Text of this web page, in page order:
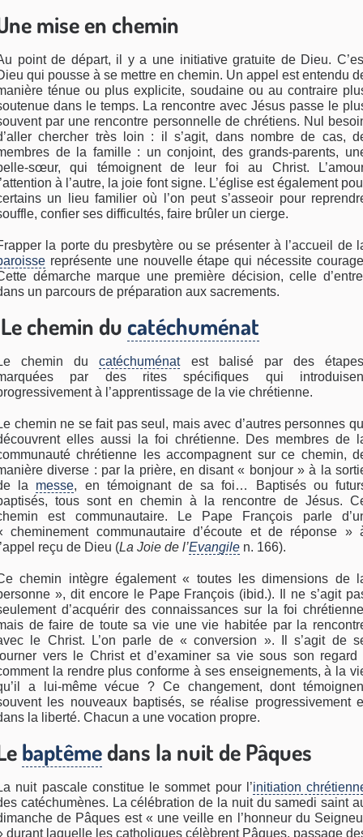
mise en chemin
point de départ, il y a une initiative gratuite de Dieu.
qui pousse à se mettre en chemin. Un appel est entendu
ténue ou plus explicite, soudaine ou au contraire
dans le temps. La rencontre avec Jésus passe le
par une rencontre personnelle de chrétiens. Nul
chercher très loin : il s’agit, dans nombre de cas,
de la famille : un conjoint, des grands-parents,
sœur, qui témoignent de leur foi au Christ.
à l’autre, la joie font signe. L’église est également
un lieu familier où l’on peut s’asseoir pour
confier ses difficultés, faire brûler un cierge.
la porte du presbytère ou se présenter à l’accueil de
représente une nouvelle étape qui nécessite
démarche marque une première décision, celle
un parcours de préparation aux sacrements.
chemin du catéchuménat
chemin ducatéchuménatest balisé par des
par des rites spécifiques qui
à l’apprentissage de la vie chrétienne.
chemin ne se fait pas seul, mais avec d’autres personnes
elles aussi la foi chrétienne. Des membres de
chrétienne les accompagnent sur ce chemin,
diverse : par la prière, en disant « bonjour » à la
la messe, en témoignant de sa foi… Baptisés ou
tous sont en chemin à la rencontre de Jésus.
est communautaire. Le Pape François parle
cheminement communautaire d’écoute et de réponse »
reçu de Dieu (La Joie de l’Evangile n. 166).
chemin intègre également « toutes les dimensions de
», dit encore le Pape François (ibid.). Il ne s’agit
d’acquérir des connaissances sur la foi
de faire de toute sa vie une vie habitée par la
le Christ. L’on parle de « conversion ». Il s’agit de
vers le Christ et d’examiner sa vie sous son regard
la rendre plus conforme à ses enseignements, à la
a lui-même vécue ? Ce changement, dont
les nouveaux baptisés, se réalise progressivement
la liberté. Chacun a une vocation propre.
baptême dans la nuit de Pâques
nuit pascale constitue le sommet pour l’initiation
catéchumènes. La célébration de la nuit du samedi saint
de Pâques est « une veille en l’honneur du
durant laquelle les catholiques célèbrent Pâques, passage